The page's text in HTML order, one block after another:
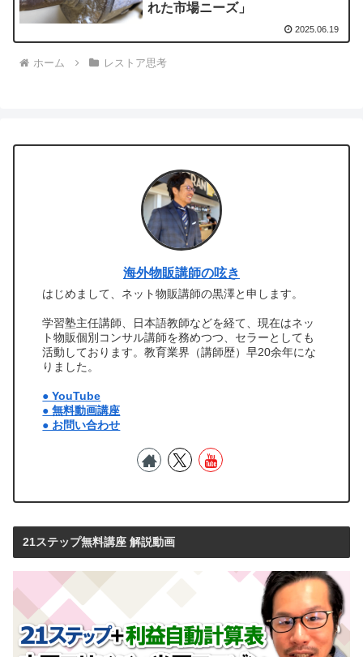
れた市場ニーズ」
2025.06.19
ホーム レストア思考
海外物販講師の呟き
はじめまして、ネット物販講師の黒澤と申します。
学習塾主任講師、日本語教師などを経て、現在はネッ
ト物販個別コンサル講師を務めつつ、セラーとしても
活動しております。教育業界（講師歴）早20余年にな
りました。
● YouTube
● 無料動画講座
● お問い合わせ
21ステップ無料講座 解説動画